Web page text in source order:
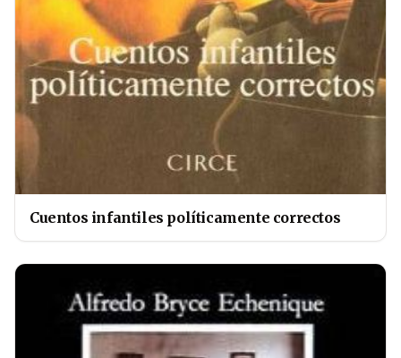
Cuentos infantiles políticamente correctos